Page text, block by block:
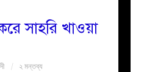
সাহরি খাওয়া
২ মন্তব্য